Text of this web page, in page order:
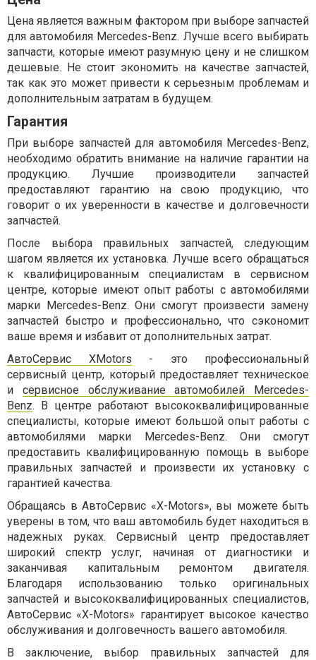
Цена является важным фактором при выборе запчастей
для автомобиля Mercedes-Benz. Лучше всего выбирать
запчасти, которые имеют разумную цену и не слишком
дешевые. Не стоит экономить на качестве запчастей,
так как это может привести к серьезным проблемам и
дополнительным затратам в будущем.
Гарантия
При выборе запчастей для автомобиля Mercedes-Benz,
необходимо обратить внимание на наличие гарантии на
продукцию. Лучшие производители запчастей
предоставляют гарантию на свою продукцию, что
говорит о их уверенности в качестве и долговечности
запчастей.
После выбора правильных запчастей, следующим
шагом является их установка. Лучше всего обращаться
к квалифицированным специалистам в сервисном
центре, которые имеют опыт работы с автомобилями
марки Mercedes-Benz. Они смогут произвести замену
запчастей быстро и профессионально, что сэкономит
ваше время и избавит от дополнительных затрат.
АвтоСервис XMotors - это профессиональный
сервисный центр, который предоставляет техническое
и сервисное обслуживание автомобилей Mercedes-
Benz. В центре работают высококвалифицированные
специалисты, которые имеют большой опыт работы с
автомобилями марки Mercedes-Benz. Они смогут
предоставить квалифицированную помощь в выборе
правильных запчастей и произвести их установку с
гарантией качества.
Обращаясь в АвтоСервис «X-Motors», вы можете быть
уверены в том, что ваш автомобиль будет находиться в
надежных руках. Сервисный центр предоставляет
широкий спектр услуг, начиная от диагностики и
заканчивая капитальным ремонтом двигателя.
Благодаря использованию только оригинальных
запчастей и высококвалифицированных специалистов,
АвтоСервис «X-Motors» гарантирует высокое качество
обслуживания и долговечность вашего автомобиля.
В заключение, выбор правильных запчастей для